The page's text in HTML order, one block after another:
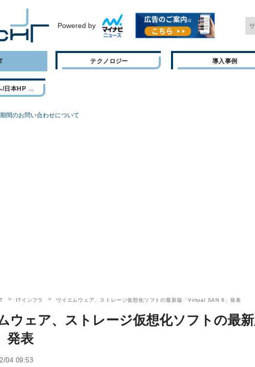
Powered by
テクノロジー 導入事例
/日本HP
間のお問い合わせについて
ITインフラ ヴイエムウェア、ストレージ仮想化ソフトの最新版「Virtual SAN 6」発表
ウェア、ストレージ仮想化ソフトの最
発表
04 09:53